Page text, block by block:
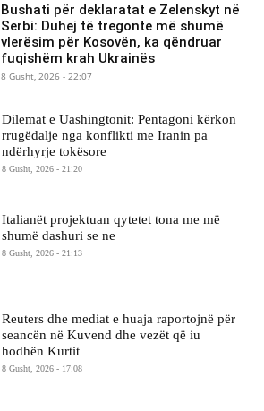
Bushati për deklaratat e Zelenskyt në
Serbi: Duhej të tregonte më shumë
vlerësim për Kosovën, ka qëndruar
fuqishëm krah Ukrainës
8 Gusht, 2026 - 22:07
Dilemat e Uashingtonit: Pentagoni kërkon
rrugëdalje nga konflikti me Iranin pa
ndërhyrje tokësore
8 Gusht, 2026 - 21:20
Italianët projektuan qytetet tona me më
shumë dashuri se ne
8 Gusht, 2026 - 21:13
Reuters dhe mediat e huaja raportojnë për
seancën në Kuvend dhe vezët që iu
hodhën Kurtit
8 Gusht, 2026 - 17:08